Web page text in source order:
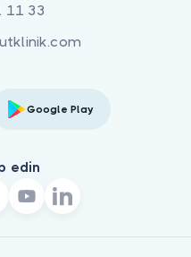
11 33
Google Play
edin